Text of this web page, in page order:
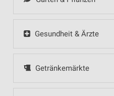
Gesundheit & Ärzte
Getränkemärkte